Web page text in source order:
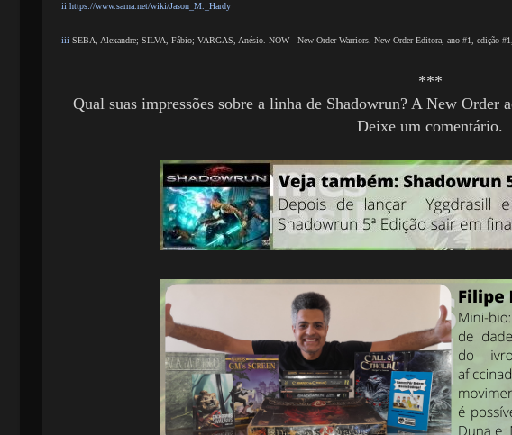
ii https://www.sarna.net/wiki/Jason_M._Hardy
iii SEBA, Alexandre; SILVA, Fábio; VARGAS, Anésio. NOW - New Order Warriors. New Order Editora, ano #1, edição
***
Qual suas impressões sobre a linha de Shadowrun? A New Order
Deixe um comentário.